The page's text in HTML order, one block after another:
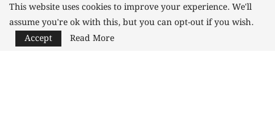
This website uses cookies to improve your experience. We'll
assume you're ok with this, but you can opt-out if you wish.
Accept
Read More